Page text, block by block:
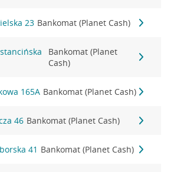
23 Bankomat (Planet Cash)
Bankomat (Planet
Cash)
165A Bankomat (Planet Cash)
46 Bankomat (Planet Cash)
41 Bankomat (Planet Cash)